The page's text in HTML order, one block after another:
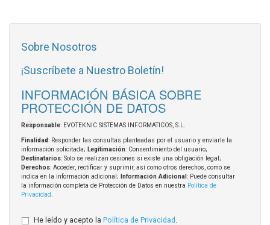
Sobre Nosotros
¡Suscríbete a Nuestro Boletín!
INFORMACIÓN BÁSICA SOBRE
PROTECCIÓN DE DATOS
Responsable: EVOTEKNIC SISTEMAS INFORMATICOS, S.L.
Finalidad: Responder las consultas planteadas por el usuario y enviarle la
información solicitada; Legitimación: Consentimiento del usuario;
Destinatarios: Solo se realizan cesiones si existe una obligación legal;
Derechos: Acceder, rectificar y suprimir, así como otros derechos, como se
indica en la información adicional;
Información Adicional : Puede consultar
la información completa de Protección de Datos en nuestra Política de
Privacidad
He leído y acepto la Política de Privacidad